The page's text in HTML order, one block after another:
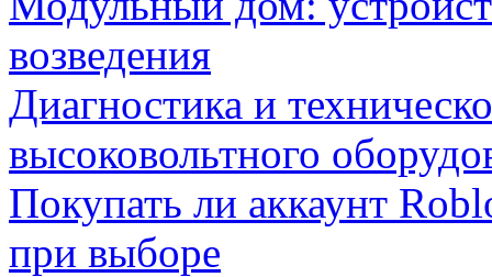
возведения
Диагностика и
высоковольтного
Покупать ли аккаунт
при выборе